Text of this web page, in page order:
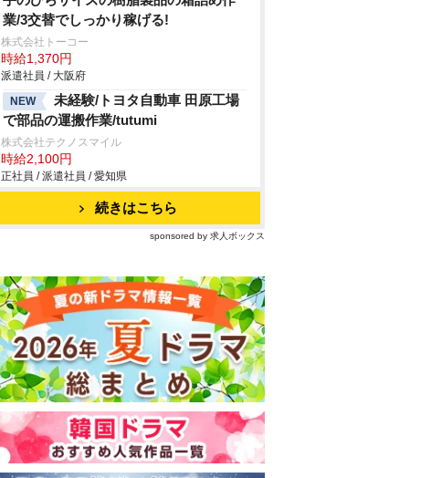
業/3交替でしっかり稼げる!
株式会社トーコー
時給1,370円
派遣社員 / 大阪府
NEW
未経験/トヨタ自動車 田原工場
で部品の運搬作業/tutumi
株式会社テクノスマイル
時給2,100円
正社員 / 派遣社員 / 愛知県
続きはこちら
sponsored by 求人ボックス